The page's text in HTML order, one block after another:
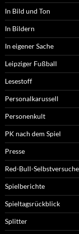
In Bild und Ton
In Bildern
In eigener Sache
Leipziger Fußball
Lesestoff
Personalkarussell
Personenkult
PK nach dem Spiel
Presse
Red-Bull-Selbstversuche
Spielberichte
Spieltagsrückblick
Splitter